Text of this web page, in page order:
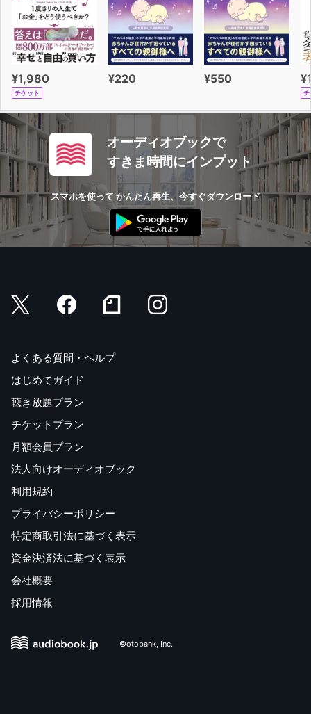
¥1,980
チケット
¥220 ¥550
チ
オーディオブックで
すきま時間にインプット
スマホを使って かんたん再生、今すぐダウンロード
よくある質問・ヘルプ
はじめてガイド
聴き放題プラン
チケットプラン
月額会員プラン
法人向けオーディオブック
利用規約
プライバシーポリシー
特定商取引法に基づく表示
資金決済法に基づく表示
会社概要
採用情報
©otobank, Inc.